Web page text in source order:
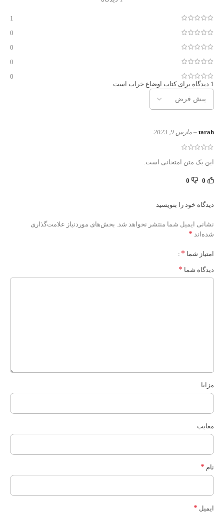
1
0
0
0
0
1 دیدگاه برای
کتاب اوضاع خراب است
tarah
– مارس 9, 2023
این یک متن امتحانی است.
0
0
دیدگاه خود را بنویسید
نشانی ایمیل شما منتشر نخواهد شد. بخش‌های موردنیاز علامت‌گذاری
شده‌اند *
امتیاز شما *
دیدگاه شما *
مزایا
معایب
نام *
ایمیل *